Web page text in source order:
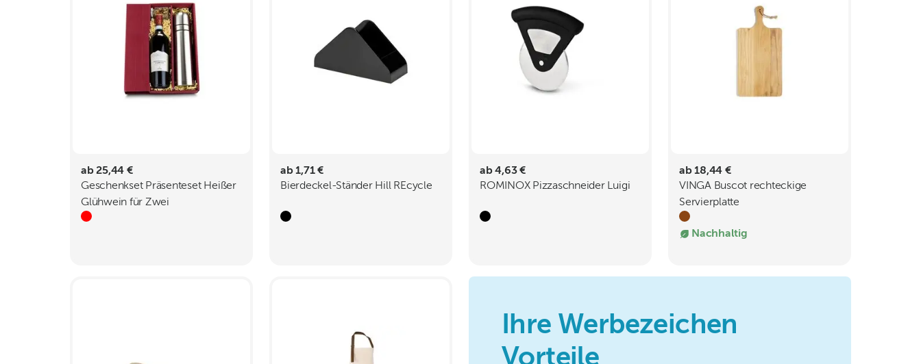
ab 25,44 €
Geschenkset Präsenteset Heißer
Glühwein für Zwei
ab 1,71 €
Bierdeckel-Ständer Hill REcycle
ab 4,63 €
ROMINOX Pizzaschneider Luigi
ab 18,44 €
VINGA Buscot rechteckige
Servierplatte
Nachhaltig
Ihre Werbezeichen